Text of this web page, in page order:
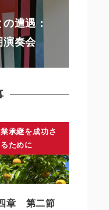
遭遇：
演奏会
承継を成功さ
ために
章 第二節